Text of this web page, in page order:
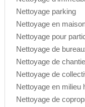
Nettoyage parking
Nettoyage en
Nettoyage pour
Nettoyage de
Nettoyage de
Nettoyage de
Nettoyage en milieu
Nettoyage de